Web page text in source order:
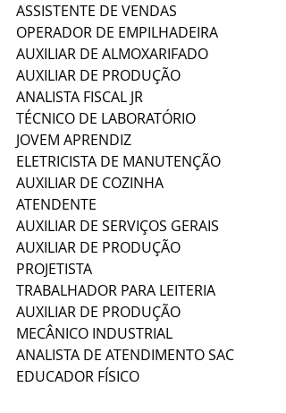
ASSISTENTE DE VENDAS
OPERADOR DE EMPILHADEIRA
AUXILIAR DE ALMOXARIFADO
AUXILIAR DE PRODUÇÃO
ANALISTA FISCAL JR
TÉCNICO DE LABORATÓRIO
JOVEM APRENDIZ
ELETRICISTA DE MANUTENÇÃO
AUXILIAR DE COZINHA
ATENDENTE
AUXILIAR DE SERVIÇOS GERAIS
AUXILIAR DE PRODUÇÃO
PROJETISTA
TRABALHADOR PARA LEITERIA
AUXILIAR DE PRODUÇÃO
MECÂNICO INDUSTRIAL
ANALISTA DE ATENDIMENTO SAC
EDUCADOR FÍSICO